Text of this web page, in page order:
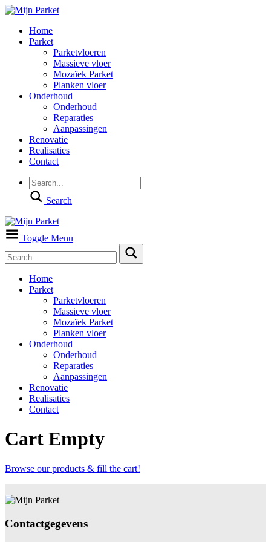
Home
Parket
Parketvloeren
Massieve vloer
Mozaïek Parket
Planken vloer
Onderhoud
Onderhoud
Reparaties
Aanpassingen
Renovatie
Realisaties
Contact
Search
Toggle Menu
Home
Parket
Parketvloeren
Massieve vloer
Mozaïek Parket
Planken vloer
Onderhoud
Onderhoud
Reparaties
Aanpassingen
Renovatie
Realisaties
Contact
Cart Empty
Browse our products & fill the cart!
Contactgegevens